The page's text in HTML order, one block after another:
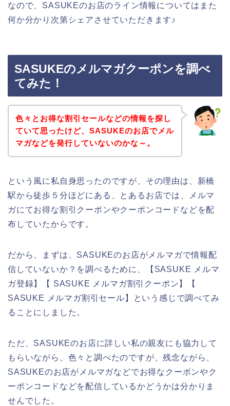
なので、SASUKEのお店のライン情報についてはまた
何か分かり次第シェアさせていただきます♪
SASUKEのメルマガクーポンを調べ
てみた！
色々とお得な割引セールなどの情報を探し
ていて思ったけど、SASUKEのお店でメル
マガなどを発行していないのかな～。
という風に私自身思ったのですが、その理由は、新橋
駅から徒歩５分ほどにある、とあるお店では、メルマ
ガにてお得な割引クーポンやクーポンコードなどを配
布していたからです。
だから、まずは、SASUKEのお店がメルマガで情報配
信していないか？を調べるために、【SASUKE メルマ
ガ登録】【 SASUKE メルマガ割引クーポン】【
SASUKE メルマガ割引セール】という感じで調べてみ
ることにしました。
ただ、SASUKEのお店に詳しい私の親友にも協力して
もらいながら、色々と調べたのですが、残念ながら、
SASUKEのお店がメルマガなどでお得なクーポンやク
ーポンコードなどを配信しているかどうかは分かりま
せんでした。